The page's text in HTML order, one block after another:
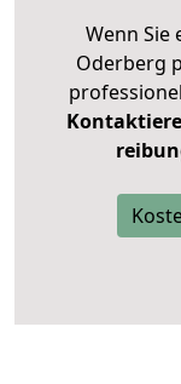
Wenn Sie
Oderberg